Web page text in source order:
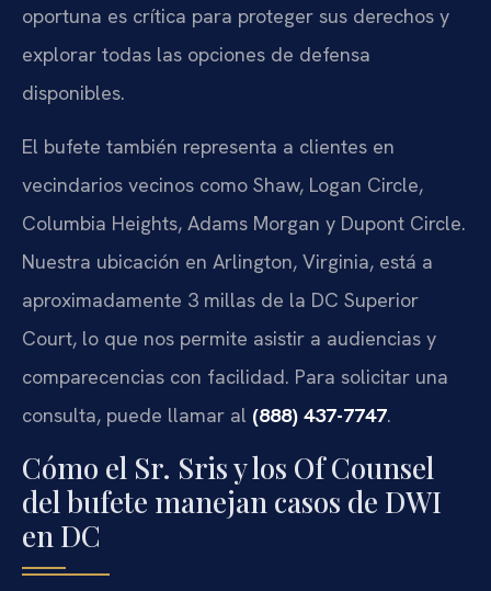
oportuna es crítica para proteger sus derechos y
explorar todas las opciones de defensa
disponibles.
El bufete también representa a clientes en
vecindarios vecinos como Shaw, Logan Circle,
Columbia Heights, Adams Morgan y Dupont Circle.
Nuestra ubicación en Arlington, Virginia, está a
aproximadamente 3 millas de la DC Superior
Court, lo que nos permite asistir a audiencias y
comparecencias con facilidad. Para solicitar una
consulta, puede llamar al (888) 437-7747.
Cómo el Sr. Sris y los Of Counsel
del bufete manejan casos de DWI
en DC